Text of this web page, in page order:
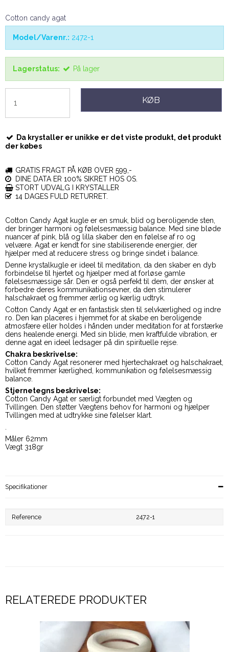
Cotton candy agat
Model/Varenr.: 2472-1
Lagerstatus: På lager
KØB
Da krystaller er unikke er det viste produkt, det produkt
der købes
GRATIS FRAGT PÅ KØB OVER 599,-
DINE DATA ER 100% SIKRET HOS OS.
STORT UDVALG I KRYSTALLER
14 DAGES FULD RETURRET.
Cotton Candy Agat kugle er en smuk, blid og beroligende sten,
der bringer harmoni og følelsesmæssig balance. Med sine bløde
nuancer af pink, blå og lilla skaber den en følelse af ro og
velvære. Agat er kendt for sine stabiliserende energier, der
hjælper med at reducere stress og bringe sindet i balance.
Denne krystalkugle er ideel til meditation, da den skaber en dyb
forbindelse til hjertet og hjælper med at forløse gamle
følelsesmæssige sår. Den er også perfekt til dem, der ønsker at
forbedre deres kommunikationsevner, da den stimulerer
halschakraet og fremmer ærlig og kærlig udtryk.
Cotton Candy Agat er en fantastisk sten til selvkærlighed og indre
ro. Den kan placeres i hjemmet for at skabe en beroligende
atmosfære eller holdes i hånden under meditation for at forstærke
dens healende energi. Med sin blide, men kraftfulde vibration, er
denne agat en ideel ledsager på din spirituelle rejse.
Chakra beskrivelse:
Cotton Candy Agat resonerer med hjertechakraet og halschakraet,
hvilket fremmer kærlighed, kommunikation og følelsesmæssig
balance.
Stjernetegns beskrivelse:
Cotton Candy Agat er særligt forbundet med Vægten og
Tvillingen. Den støtter Vægtens behov for harmoni og hjælper
Tvillingen med at udtrykke sine følelser klart.
Måler 62mm
Vægt 318gr
Specifikationer
Reference 2472-1
RELATEREDE PRODUKTER